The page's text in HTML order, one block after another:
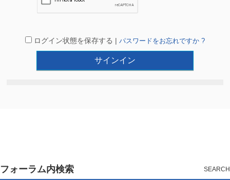
ログイン状態を保存する | パスワードをお忘れですか ?
フォーラム内検索